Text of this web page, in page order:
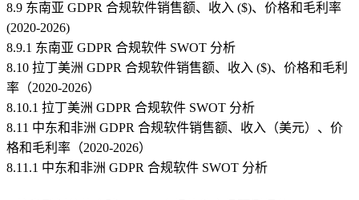
8.9 东南亚 GDPR 合规软件销售额、收入 ($)、价格和毛利率
(2020-2026)
8.9.1 东南亚 GDPR 合规软件 SWOT 分析
8.10 拉丁美洲 GDPR 合规软件销售额、收入 ($)、价格和毛利
率（2020-2026）
8.10.1 拉丁美洲 GDPR 合规软件 SWOT 分析
8.11 中东和非洲 GDPR 合规软件销售额、收入（美元）、价
格和毛利率（2020-2026）
8.11.1 中东和非洲 GDPR 合规软件 SWOT 分析